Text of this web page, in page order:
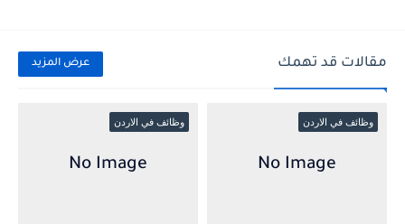
مقالات قد تهمك عرض المزيد
وظائف في الاردن وظائف في الاردن